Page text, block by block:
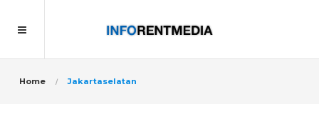
Home Jakartaselatan